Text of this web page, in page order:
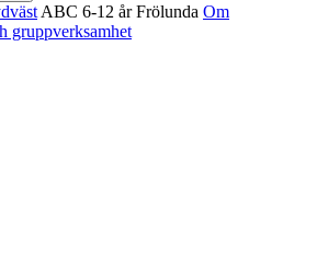
ABC 6-12 år Frölunda Om
gruppverksamhet